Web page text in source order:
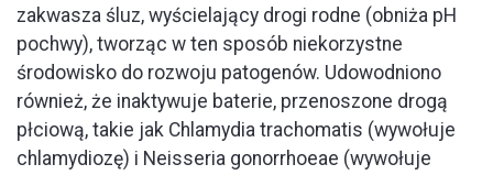
zakwasza śluz, wyścielający drogi rodne (obniża pH
pochwy), tworząc w ten sposób niekorzystne
środowisko do rozwoju patogenów. Udowodniono
również, że inaktywuje baterie, przenoszone drogą
płciową, takie jak Chlamydia trachomatis (wywołuje
chlamydiozę) i Neisseria gonorrhoeae (wywołuje